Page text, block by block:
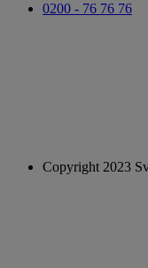
0200 - 76 76 76
Copyright 2023